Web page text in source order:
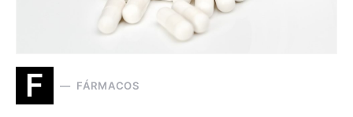
F FÁRMACOS